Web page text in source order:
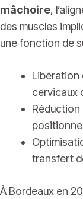
mâchoire,
des muscles
une fonction de
Libération
cervicaux
Réduction
transfert
À Bordeaux en